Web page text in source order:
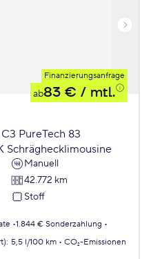
Finanzierungsanfrage
ab83 € / mtl.
PureTech 83
Schräghecklimousine
Manuell
42.772 km
Stoff
1.844 € Sonderzahlung
: 5,5 l/100 km
CO₂-Emissionen